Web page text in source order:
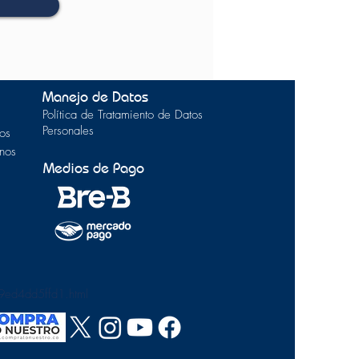
Manejo de Datos
Política de Tratamiento de Datos
Personales
Medios de Pago